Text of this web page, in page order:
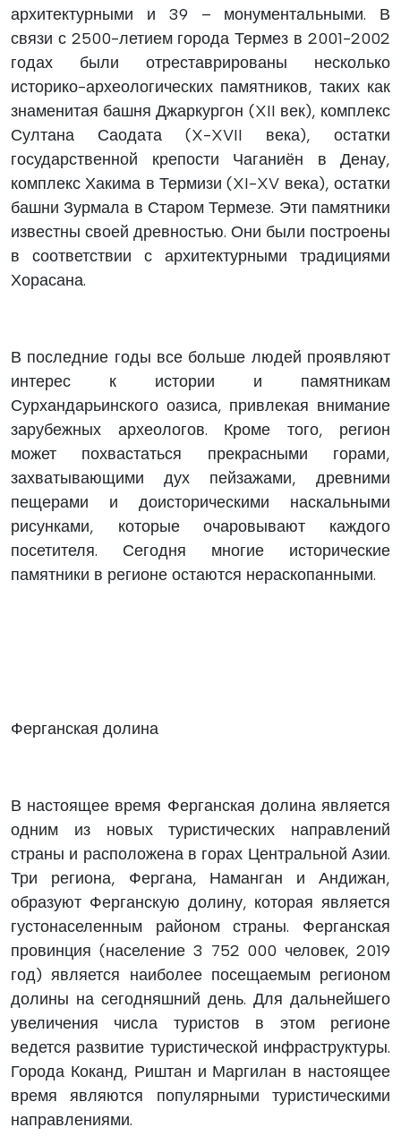
архитектурными и 39 – монументальными. В
связи с 2500-летием города Термез в 2001-2002
годах были отреставрированы несколько
историко-археологических памятников, таких как
знаменитая башня Джаркургон (XII век), комплекс
Султана Саодата (X-XVII века), остатки
государственной крепости Чаганиён в Денау,
комплекс Хакима в Термизи (XI-XV века), остатки
башни Зурмала в Старом Термезе. Эти памятники
известны своей древностью. Они были построены
в соответствии с архитектурными традициями
Хорасана.
В последние годы все больше людей проявляют
интерес к истории и памятникам
Сурхандарьинского оазиса, привлекая внимание
зарубежных археологов. Кроме того, регион
может похвастаться прекрасными горами,
захватывающими дух пейзажами, древними
пещерами и доисторическими наскальными
рисунками, которые очаровывают каждого
посетителя. Сегодня многие исторические
памятники в регионе остаются нераскопанными.
Ферганская долина
В настоящее время Ферганская долина является
одним из новых туристических направлений
страны и расположена в горах Центральной Азии.
Три региона, Фергана, Наманган и Андижан,
образуют Ферганскую долину, которая является
густонаселенным районом страны. Ферганская
провинция (население 3 752 000 человек, 2019
год) является наиболее посещаемым регионом
долины на сегодняшний день. Для дальнейшего
увеличения числа туристов в этом регионе
ведется развитие туристической инфраструктуры.
Города Коканд, Риштан и Маргилан в настоящее
время являются популярными туристическими
направлениями.